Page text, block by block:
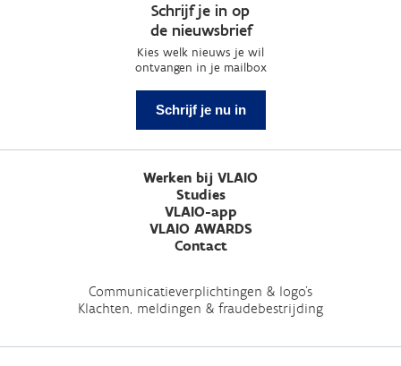
Schrijf je in op
de nieuwsbrief
Kies welk nieuws je wil
ontvangen in je mailbox
Schrijf je nu in
Werken bij VLAIO
Studies
VLAIO-app
VLAIO AWARDS
Contact
Communicatieverplichtingen & logo's
Klachten, meldingen & fraudebestrijding